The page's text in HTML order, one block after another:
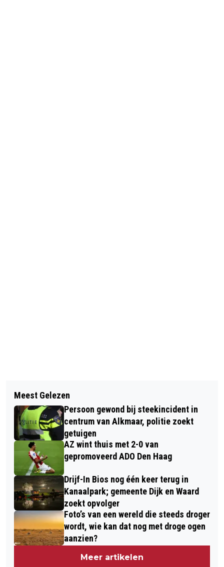
ALKMAARSE JONGEREN
ORGANISEREN SPORTFESTIVAL ‘SET
YOUR FIRST STEP’
ALKMAAR ONTZET 2021 MIX VAN
TRADITIONEEL EN ONTZETTEND
ANDERS
Meest Gelezen
Persoon gewond bij steekincident in
centrum van Alkmaar, politie zoekt
getuigen
AZ wint thuis met 2-0 van
gepromoveerd ADO Den Haag
Drijf-In Bios nog één keer terug in
Kanaalpark; gemeente Dijk en Waard
zoekt opvolger
Foto’s van een wereld die steeds droger
wordt, wie kan dat nog met droge ogen
aanzien?
Meer artikelen